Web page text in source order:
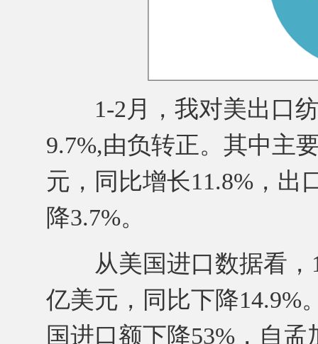
1-2月，我对美出口纺
9.7%,由负转正。其中主
元，同比增长11.8%，出
降3.7%。
从美国进口数据看，1
亿美元，同比下降14.9%
国进口额下降53%，自